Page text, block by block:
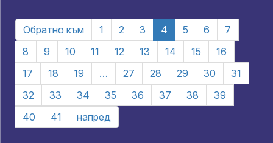
Обратно към 1 2 3 4 5 6
7
8
9 10 11 12 13 14 15
16
17
18 19 … 27 28 29 30
31
32
33 34 35 36 37 38
39
40
41 напред